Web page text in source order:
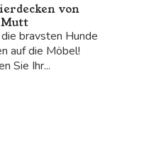
von
bravsten Hunde
auf die Möbel!
Sie Ihr...